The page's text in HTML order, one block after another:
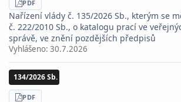
STÁHNOUT
PDF
Nařízení vlády č. 135/2026 Sb., kterým se
č. 222/2010 Sb., o katalogu prací ve
správě, ve znění pozdějších předpisů
Vyhlášeno: 30.7.2026
134/2026 Sb.
STÁHNOUT